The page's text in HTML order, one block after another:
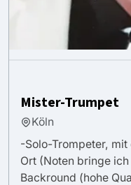
Mister-Trumpet
Köln
-Solo-Trompeter,
Ort (Noten bringe
Backround (hohe